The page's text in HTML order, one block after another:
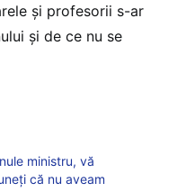
și profesorii s-ar
și de ce nu se
ministru, vă
că nu aveam